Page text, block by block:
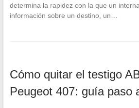
determina la rapidez con la que un
información sobre un destino, un…
Cómo quitar el testigo
Peugeot 407: guía paso